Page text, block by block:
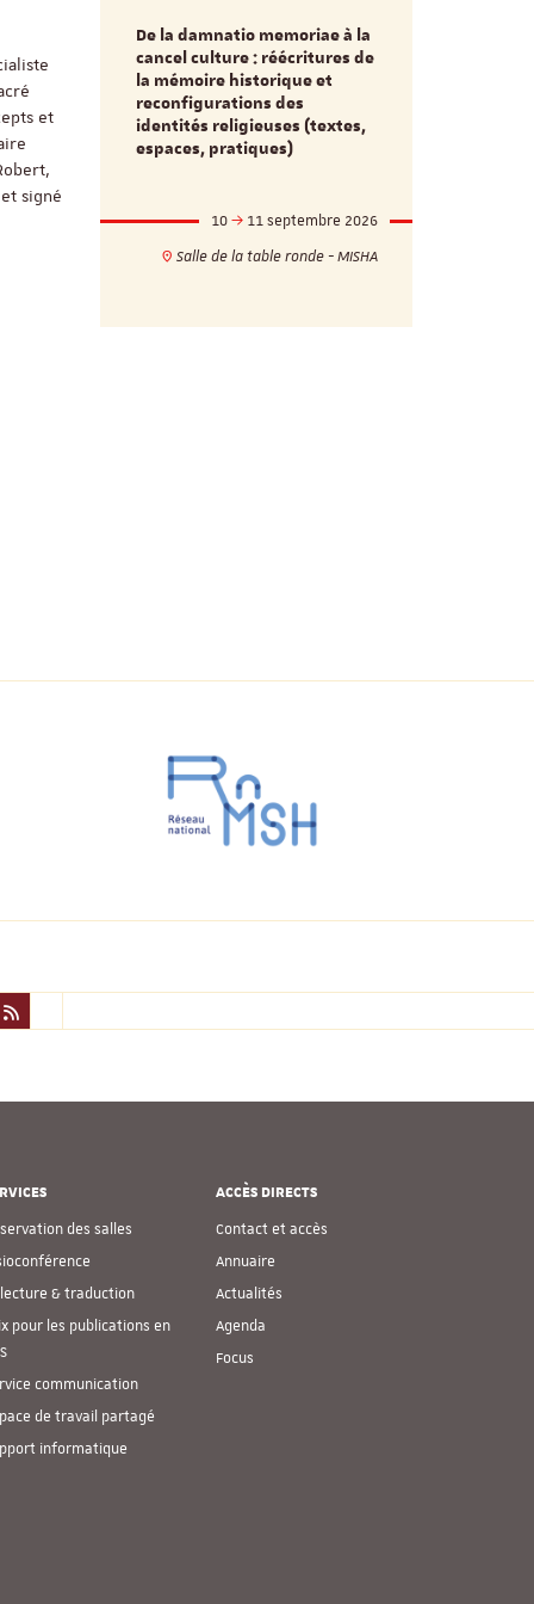
et
signé
et
De la damnatio memoriae à la
cancel culture : réécritures de
la mémoire historique et
reconfigurations des
identités religieuses (textes,
espaces, pratiques)
10
11 septembre 2026
Salle de la table ronde - MISHA
des salles
& traduction
pour les publications en
communication
de travail partagé
informatique
ACCÈS DIRECTS
Contact et accès
Annuaire
Actualités
Agenda
Focus